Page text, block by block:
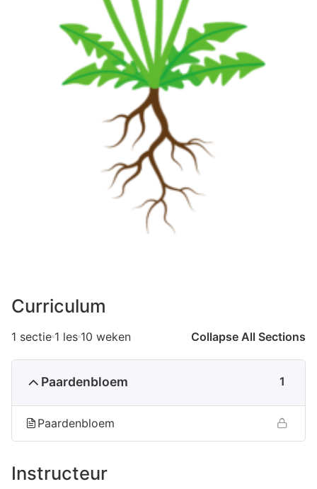
Curriculum
1 sectie 1 les 10 weken Collapse All Sections
Paardenbloem 1
Paardenbloem
Instructeur